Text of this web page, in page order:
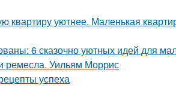
квартиру уютнее. Маленькая
6 сказочно уютных идей для
ремесла. Уильям Моррис
успеха